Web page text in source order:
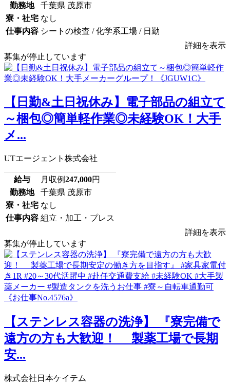
勤務地
千葉県 茂原市
寮・社宅 なし
仕事内容 シートの検査 / 化学系工場 / 日勤
詳細を表示
募集が停止しています
【日勤&土日祝休み】電子部品の組立て
～梱包◎簡単軽作業◎未経験OK！大手
メ...
UTエージェント株式会社
給与 月収例247,000円
勤務地
千葉県 茂原市
寮・社宅 なし
仕事内容 組立・加工・プレス
詳細を表示
募集が停止しています
【ステンレス容器の洗浄】 『寮完備で
遠方の方も大歓迎！ 製薬工場で長期
安...
株式会社日本ケイテム